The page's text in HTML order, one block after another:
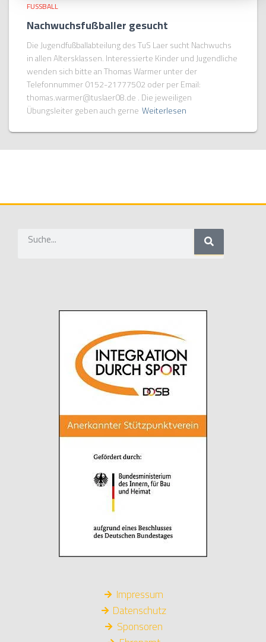
FUSSBALL
Nachwuchsfußballer gesucht
Die Jugendfußballabteilung des TuS Laer sucht Nachwuchs
in allen Altersklassen. Interessierte Kinder und Jugendliche
wenden sich bitte an Thomas Warmer unter der
Telefonnummer 0152-21777502 oder per Email:
thomas.warmer@tuslaer08.de . Die jeweiligen
Übungsleiter geben auch gerne Weiterlesen
Impressum
Datenschutz
Sponsoren